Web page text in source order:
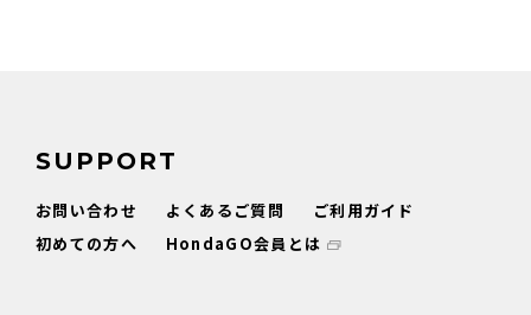
SUPPORT
お問い合わせ よくあるご質問
ご利用ガイド
初めての方へ
HondaGO会員とは